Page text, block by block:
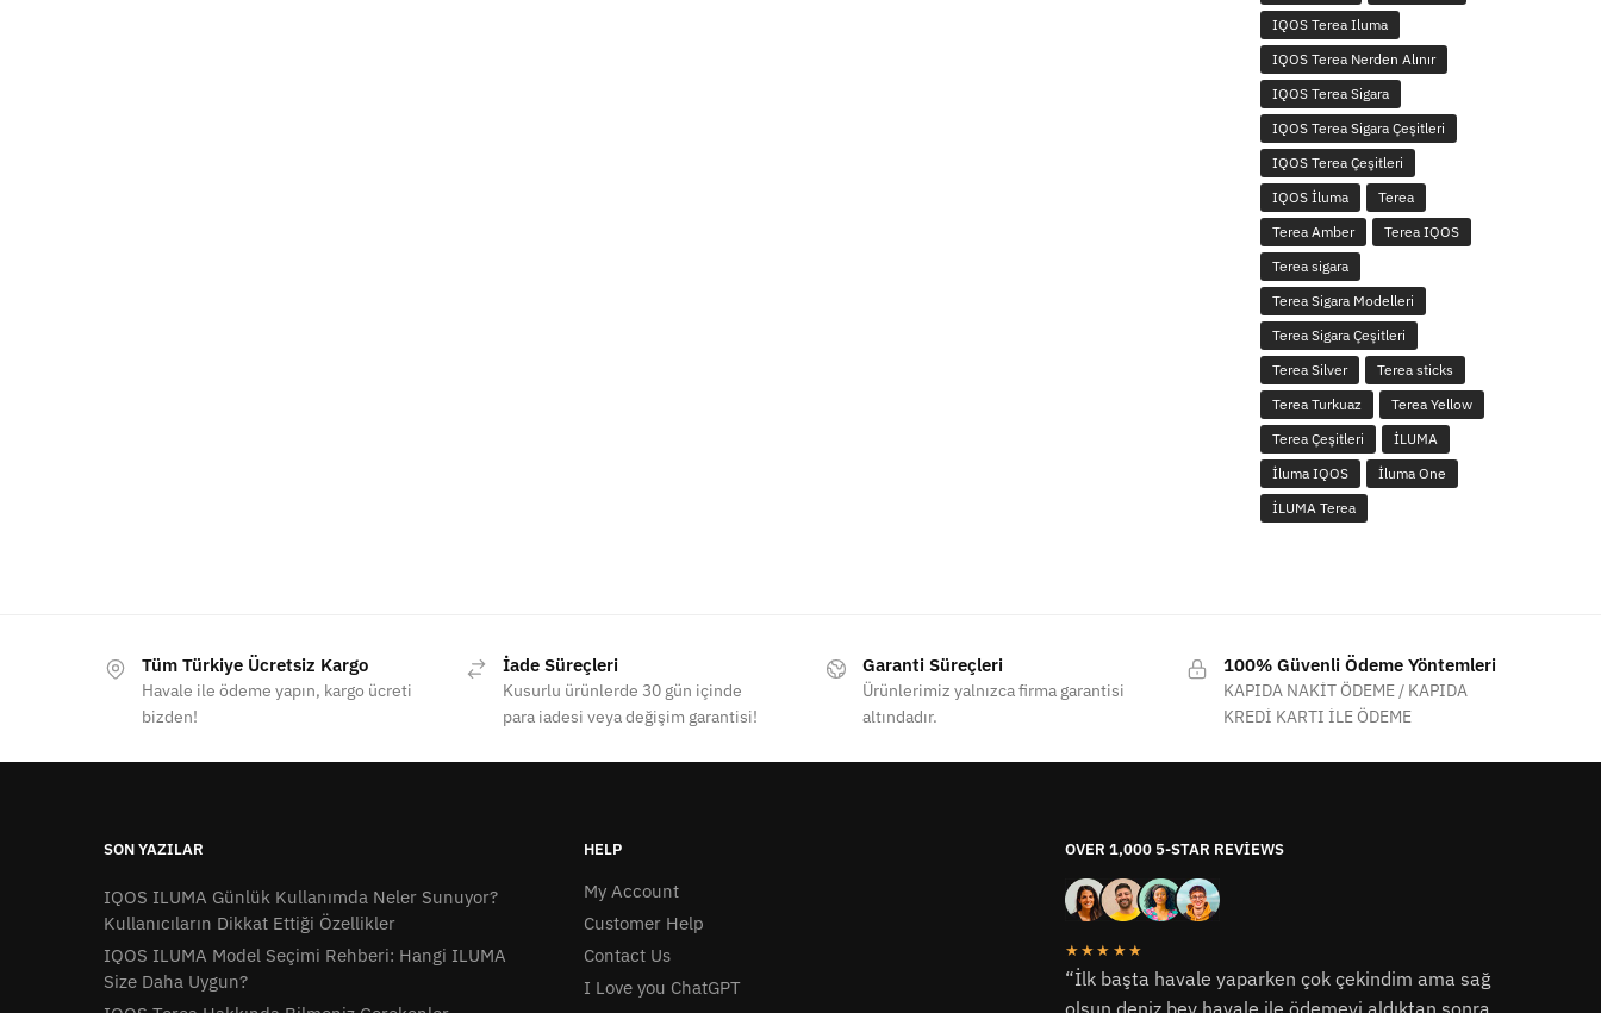
IQOS Terea Iluma
IQOS Terea Nerden Alınır
IQOS Terea Sigara
IQOS Terea Sigara Çeşitleri
IQOS Terea Çeşitleri
IQOS İluma
Terea
Terea Amber
Terea IQOS
Terea sigara
Terea Sigara Modelleri
Terea Sigara Çeşitleri
Terea Silver
Terea sticks
Terea Turkuaz
Terea Yellow
Terea Çeşitleri
İLUMA
İluma IQOS
İluma One
İLUMA Terea
Tüm Türkiye Ücretsiz Kargo
Havale ile ödeme yapın, kargo ücreti
bizden!
İade Süreçleri
Kusurlu ürünlerde 30 gün içinde
para iadesi veya değişim garantisi!
Garanti Süreçleri
Ürünlerimiz yalnızca firma garantisi
altındadır.
100% Güvenli Ödeme Yöntemleri
KAPIDA NAKİT ÖDEME / KAPIDA
KREDİ KARTI İLE ÖDEME
SON YAZILAR
IQOS ILUMA Günlük Kullanımda Neler Sunuyor?
Kullanıcıların Dikkat Ettiği Özellikler
IQOS ILUMA Model Seçimi Rehberi: Hangi ILUMA
Size Daha Uygun?
HELP
My Account
Customer Help
Contact Us
I Love you ChatGPT
OVER 1,000 5-STAR REVIEWS
★★★★★
“İlk başta havale yaparken çok çekindim ama sağ